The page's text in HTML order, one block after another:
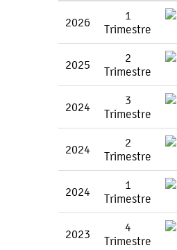
2026
1
Trimestre
2025
2
Trimestre
2024
3
Trimestre
2024
2
Trimestre
2024
1
Trimestre
2023
4
Trimestre